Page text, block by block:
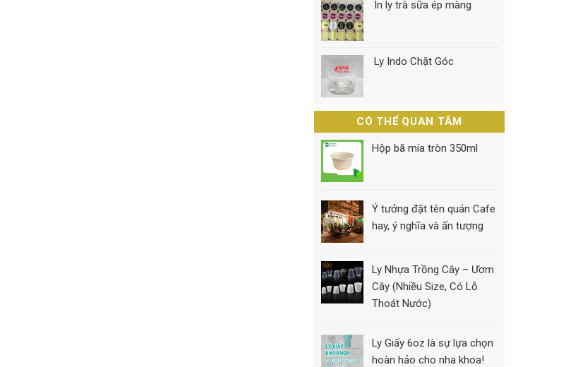
In ly trà sữa ép màng
Ly Indo Chặt Góc
CÓ THỂ QUAN TÂM
Hộp bã mía tròn 350ml
Ý tưởng đặt tên quán Cafe
hay, ý nghĩa và ấn tượng
Ly Nhựa Trồng Cây – Ươm
Cây (Nhiều Size, Có Lỗ
Thoát Nước)
Ly Giấy 6oz là sự lựa chọn
hoàn hảo cho nha khoa!